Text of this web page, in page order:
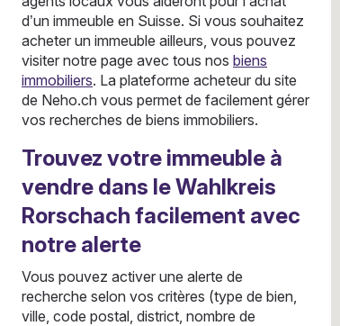
d’un immeuble en Suisse. Si vous souhaitez
acheter un immeuble ailleurs, vous pouvez
visiter notre page avec tous nos biens
immobiliers. La plateforme acheteur du site
de Neho.ch vous permet de facilement gérer
vos recherches de biens immobiliers.
Trouvez votre immeuble à
vendre dans le Wahlkreis
Rorschach facilement avec
notre alerte
Vous pouvez activer une alerte de
recherche selon vos critères (type de bien,
ville, code postal, district, nombre de